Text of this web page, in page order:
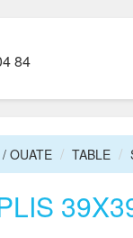
84
OUATE TABLE